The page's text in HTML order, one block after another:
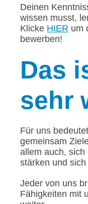
Deinen
wissen musst,
Klicke HIER um
bewerben!
Das
sehr
Für uns
gemeinsam
allem auch, sich
stärken und
Jeder von uns
Fähigkeiten mit